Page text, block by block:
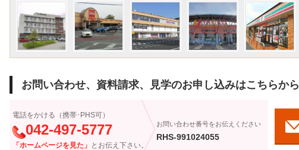
お問い合わせ、資料請求、見学のお申し込みはこちらから
電話をかける（携帯･PHS可）
042-497-5777
「ホームページを見た」 とお伝え下さい。
お問い合わせ番号をお伝えください
RHS-991024055